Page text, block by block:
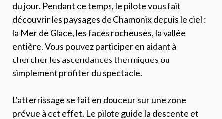
du jour. Pendant ce temps, le pilote vous fait
découvrir les paysages de Chamonix depuis le ciel :
la Mer de Glace, les faces rocheuses, la vallée
entière. Vous pouvez participer en aidant à
chercher les ascendances thermiques ou
simplement profiter du spectacle.
L'atterrissage se fait en douceur sur une zone
prévue à cet effet. Le pilote guide la descente et